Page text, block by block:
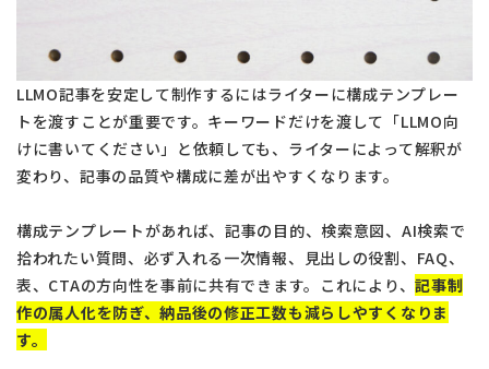
LLMO記事を安定して制作するにはライターに構成テンプレー
トを渡すことが重要です。キーワードだけを渡して「LLMO向
けに書いてください」と依頼しても、ライターによって解釈が
変わり、記事の品質や構成に差が出やすくなります。
構成テンプレートがあれば、記事の目的、検索意図、AI検索で
拾われたい質問、必ず入れる一次情報、見出しの役割、FAQ、
表、CTAの方向性を事前に共有できます。これにより、記事制
作の属人化を防ぎ、納品後の修正工数も減らしやすくなりま
す。